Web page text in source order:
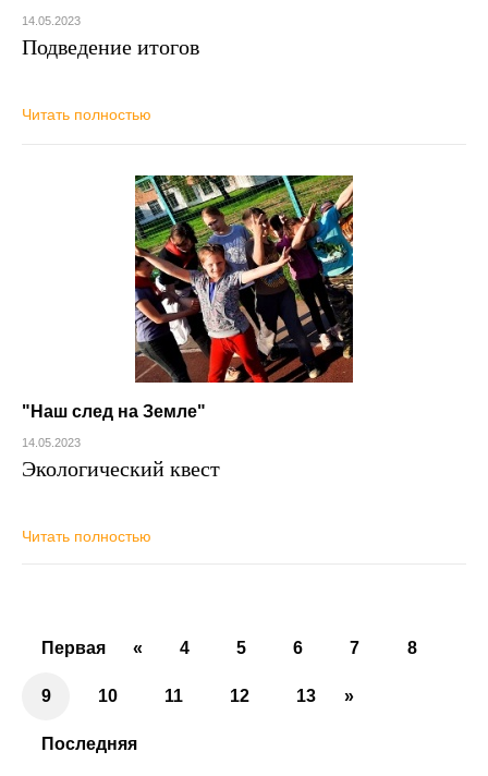
14.05.2023
Подведение итогов
Читать полностью
"Наш след на Земле"
14.05.2023
Экологический квест
Читать полностью
Первая « 4 5 6 7 8
9 10 11 12 13 »
Последняя